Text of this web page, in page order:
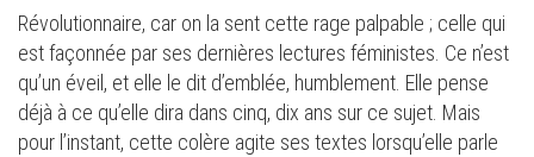
Révolutionnaire, car on la sent cette rage palpable ; celle qui
est façonnée par ses dernières lectures féministes. Ce n’est
qu’un éveil, et elle le dit d’emblée, humblement. Elle pense
déjà à ce qu’elle dira dans cinq, dix ans sur ce sujet. Mais
pour l’instant, cette colère agite ses textes lorsqu’elle parle